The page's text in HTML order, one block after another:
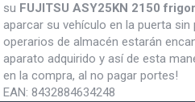
su FUJITSU ASY25KN 2150
aparcar su vehículo en la puerta
operarios de almacén estarán
aparato adquirido y así de esta
en la compra, al no pagar portes!
EAN: 8432884634248